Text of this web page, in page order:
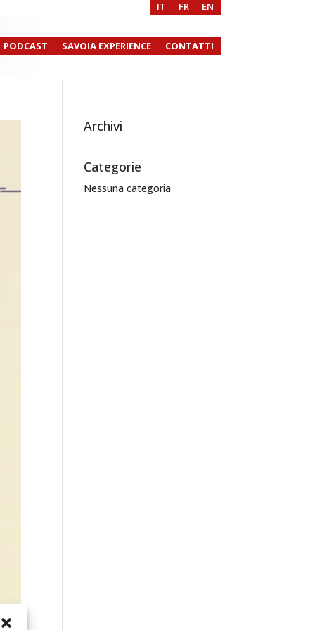
IT FR EN
PODCAST SAVOIA EXPERIENCE CONTATTI
Archivi
Categorie
Nessuna categoria